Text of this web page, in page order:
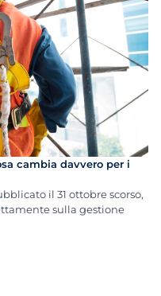
cambia davvero per i
il 31 ottobre scorso,
sulla gestione